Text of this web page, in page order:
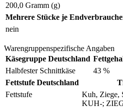
200,0 Gramm (g)
Mehrere Stücke je
nein
Warengruppenspezifische Angaben
Käsegruppe Deutschland
Halbfester Schnittkäse
43 %
Fettstufe Deutschland
Fettstufe
Kuh, Ziege,
KUH-;